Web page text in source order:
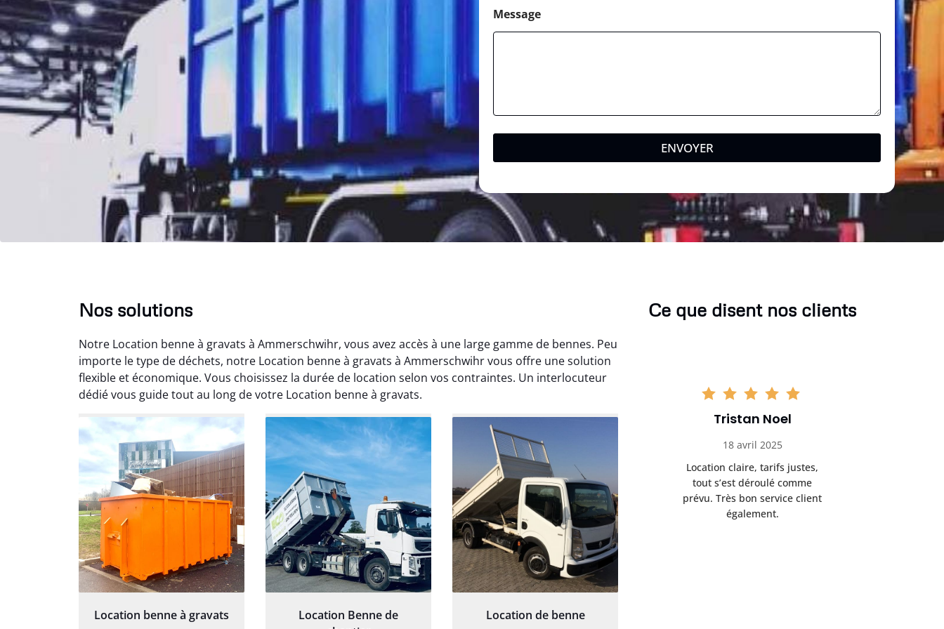
Message
ENVOYER
Nos solutions
Notre Location benne à gravats à Ammerschwihr, vous avez accès à une large gamme de bennes. Peu
importe le type de déchets, notre Location benne à gravats à Ammerschwihr vous offre une solution
flexible et économique. Vous choisissez la durée de location selon vos contraintes. Un interlocuteur
dédié vous guide tout au long de votre Location benne à gravats.
Location benne à gravats
Location Benne de
Location de benne
Ce que disent nos clients
Aurélie Bonnet
21 juin 2024
Le service de terrassement
jardin à Var était
exceptionnel. L'équipe a
travaillé de manière efficace
et professionnelle, laissant
notre jardin impeccable et
prêt pour notre nouveau
projet d'aménagement
paysager.
Elisa Barreau
6 avril 2025
Parfait pour évacuer les
gravats de mon chantier.
Service rapide et efficace. Je
recommande sans
hésitation.
Tristan Noel
18 avril 2025
Location claire, tarifs justes,
tout s’est déroulé comme
prévu. Très bon service client
également.